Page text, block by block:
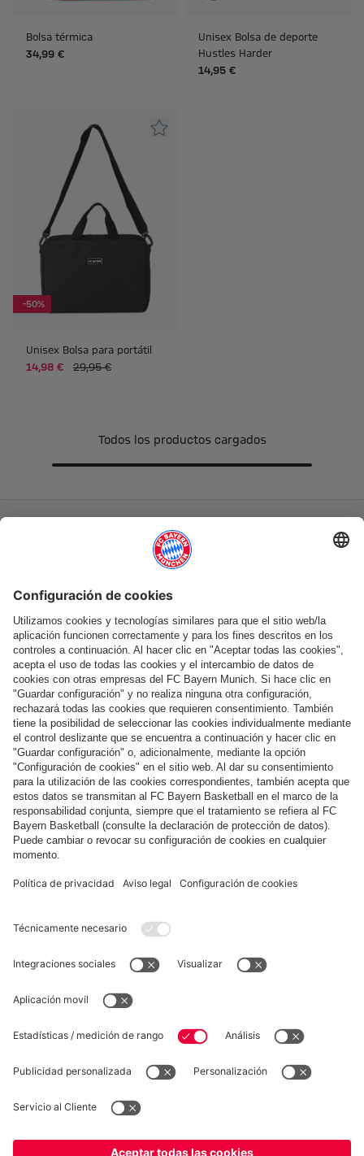
Bolsa térmica
34,99 €
Unisex Bolsa de deporte
Hustles Harder
14,95 €
-50%
Unisex Bolsa para portátil
14,98 €
29,95 €
Todos los productos cargados
Más categorías
Síguenos
Pago y entrega
FC Bayern Store App
Privacidad
Configuración de las cookies
*Los precios incluyen el IVA y los gastos de envío
Españapara entregar allí!